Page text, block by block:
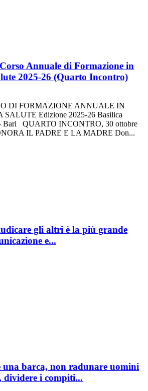
Annuale di Formazione in
2025-26 (Quarto Incontro)
DI FORMAZIONE ANNUALE IN
Edizione 2025-26 Basilica
- Bari QUARTO INCONTRO, 30 ottobre
IL PADRE E LA MADRE Don...
gli altri è la più grande
e...
una barca, non radunare uomini
dividere i compiti...